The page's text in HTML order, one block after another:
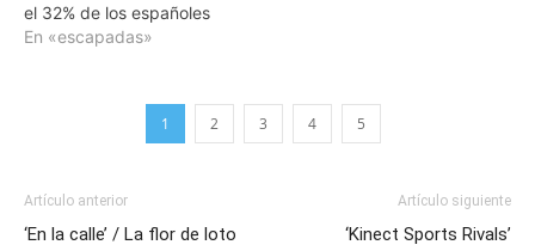
el 32% de los españoles
En «escapadas»
1 2 3 4 5
Artículo anterior
‘En la calle’ / La flor de loto
Artículo siguiente
‘Kinect Sports Rivals’